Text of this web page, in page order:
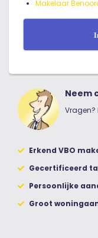
Makelaar
Neem
Vragen?
Erkend VBO
Gecertificeerd
Persoonlijke
Groot